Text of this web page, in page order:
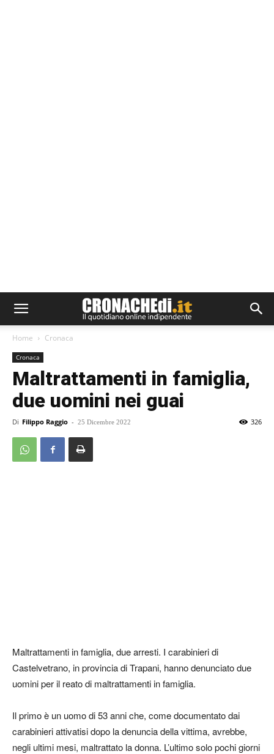
Home Cronaca
Cronaca
Maltrattamenti in famiglia,
due uomini nei guai
Di Filippo Raggio - 25 Dicembre 2022 326
Maltrattamenti in famiglia, due arresti. I carabinieri di
Castelvetrano, in provincia di Trapani, hanno denunciato due
uomini per il reato di maltrattamenti in famiglia.
Il primo è un uomo di 53 anni che, come documentato dai
carabinieri attivatisi dopo la denuncia della vittima, avrebbe,
negli ultimi mesi, maltrattato la donna. L’ultimo solo pochi giorni